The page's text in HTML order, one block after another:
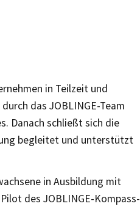
in Teilzeit und
das JOBLINGE-Team
Danach schließt sich die
begleitet und unterstützt
in Ausbildung mit
des JOBLINGE-Kompass-